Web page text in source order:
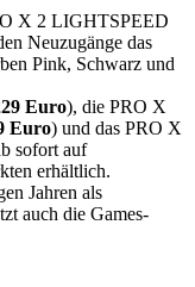
X 2 LIGHTSPEED
Neuzugänge das
Pink, Schwarz und
Euro), die PRO X
Euro) und das PRO X
sofort auf
erhältlich.
Jahren als
auch die Games-